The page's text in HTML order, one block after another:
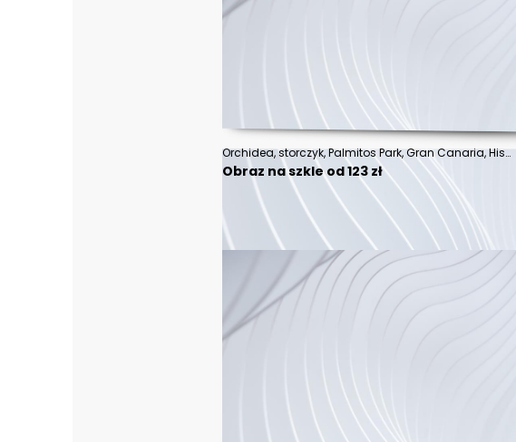
Orchidea, storczyk, Palmitos Park, Gran Canaria, Hiszpania
Obraz na szkle od 123 zł